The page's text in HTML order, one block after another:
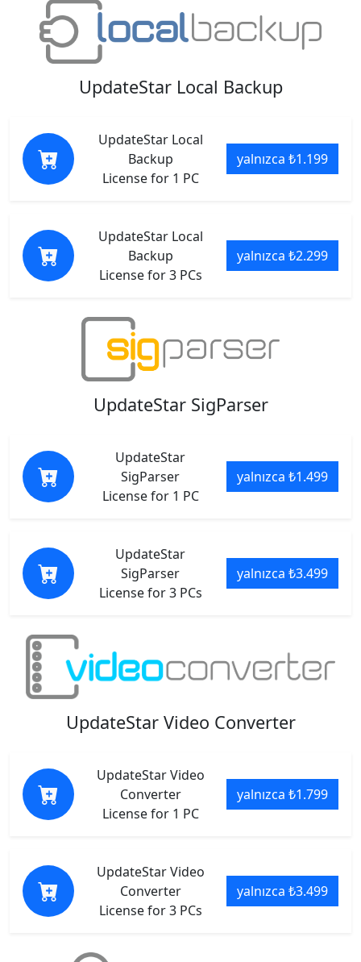
UpdateStar Local Backup
UpdateStar Local
Backup
License for 1 PC
yalnızca ₺1.199
UpdateStar Local
Backup
License for 3 PCs
yalnızca ₺2.299
UpdateStar SigParser
UpdateStar
SigParser
License for 1 PC
yalnızca ₺1.499
UpdateStar
SigParser
License for 3 PCs
yalnızca ₺3.499
UpdateStar Video Converter
UpdateStar Video
Converter
License for 1 PC
yalnızca ₺1.799
UpdateStar Video
Converter
License for 3 PCs
yalnızca ₺3.499